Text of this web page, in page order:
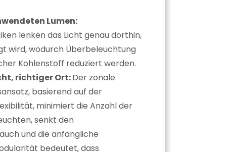
Lumen:
lenken das Licht genau dorthin,
wird, wodurch Überbeleuchtung
Kohlenstoff reduziert werden.
richtiger Ort:Der zonale
basierend auf der
minimiert die Anzahl der
senkt den
und die anfängliche
bedeutet, dass